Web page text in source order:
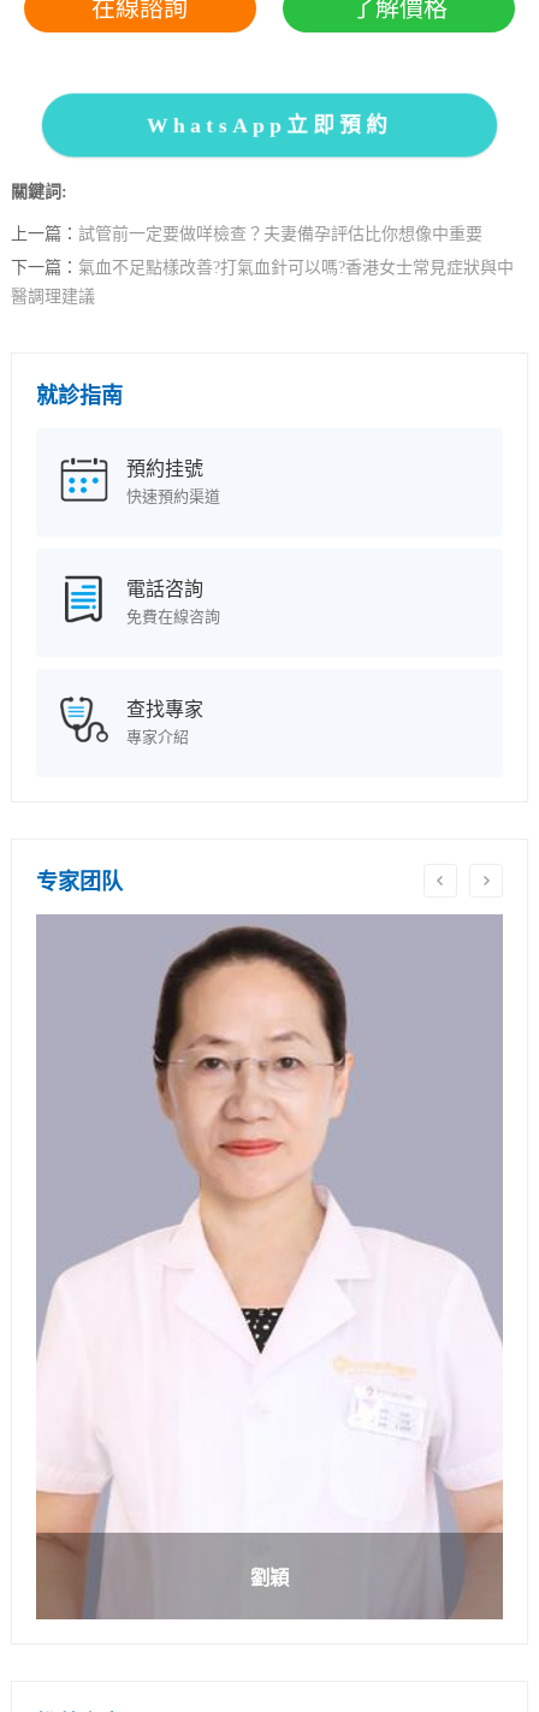
在線諮詢 了解價格
WhatsApp立即預約
關鍵詞:
上一篇： 試管前一定要做咩檢查？夫妻備孕評估比你想像中重要
下一篇： 氣血不足點樣改善?打氣血針可以嗎?香港女士常見症狀與中
醫調理建議
就診指南
預約挂號
快速預約渠道
電話咨詢
免費在線咨詢
查找專家
專家介紹
专家团队
劉穎